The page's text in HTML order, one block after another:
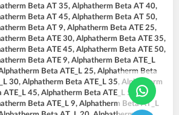
Beta AT 35, Alphatherm Beta AT 40,
Beta AT 45, Alphatherm Beta AT 50,
Beta AT 9, Alphatherm Beta ATE 25,
Beta ATE 30, Alphatherm Beta ATE 35,
Beta ATE 45, Alphatherm Beta ATE 50,
Beta ATE 9, Alphatherm Beta ATE_L
Beta ATE_L 25, Alphatherm Beta
30, Alphatherm Beta ATE_L 35, Alphatherm
ATE_L 45, Alphatherm Beta ATE_L 50,
Beta ATE_L 9, Alphatherm Beta AT_L